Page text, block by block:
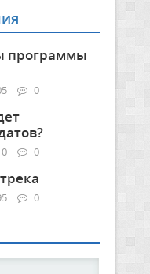
программы
0
0
0